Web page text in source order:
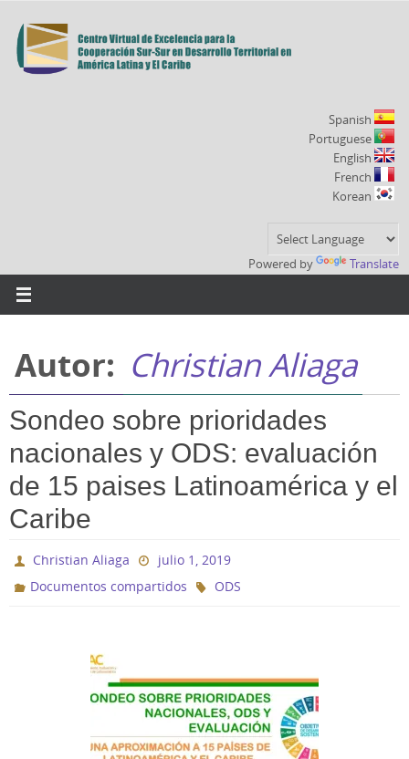
contenido
Spanish
Portuguese
English
French
Korean
Powered by Translate
Autor: Christian Aliaga
Sondeo sobre prioridades
nacionales y ODS: evaluación
de 15 paises Latinoamérica y el
Caribe
Christian Aliaga
julio 1, 2019
Documentos compartidos
ODS